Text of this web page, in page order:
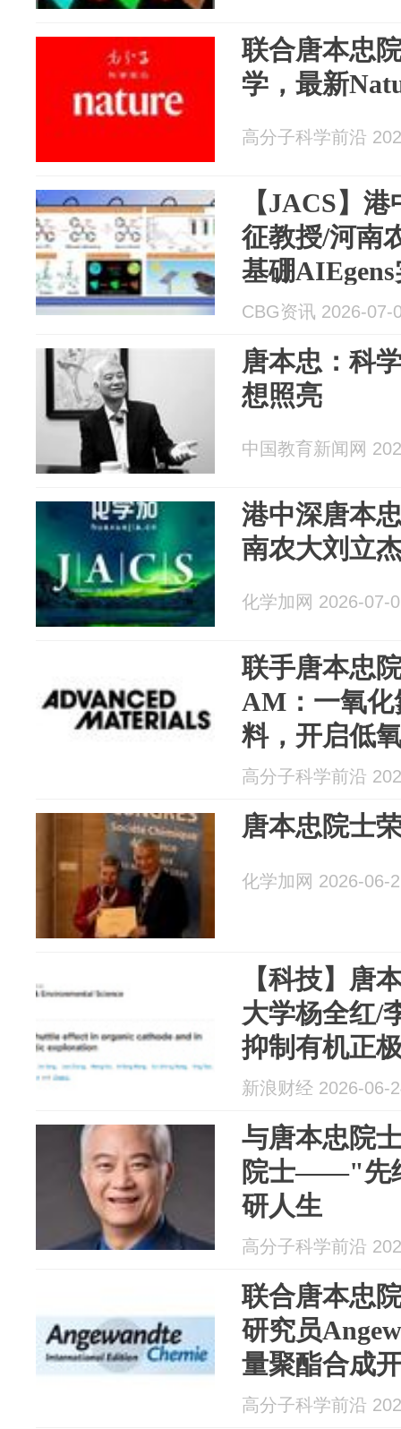
联合唐本忠
学，最新
高分子科学前沿
【JACS】
征教授/河南
基硼
态转换与
CBG资讯 2026-07-
唐本忠：科
想照亮
中国教育新闻网
港中深唐本
南农大刘立
化学加网 2026-07-
联手唐本忠
AM：一氧化
料，开启低
疗新篇章
高分子科学前沿
唐本忠院士
化学加网 2026-06-
【科技】唐
大学杨全红/
抑制有机正
理探究...
新浪财经 2026-06-
与唐本忠院
院士——"先
研人生
高分子科学前沿
联合唐本忠
研究员
量聚酯合成
高分子科学前沿